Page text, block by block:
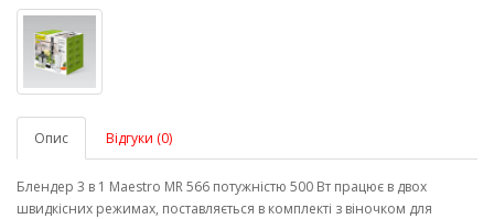
Опис Відгуки (0)
Блендер 3 в 1 Maestro MR 566 потужністю 500 Вт працює в двох
швидкісних режимах, поставляється в комплекті з віночком для